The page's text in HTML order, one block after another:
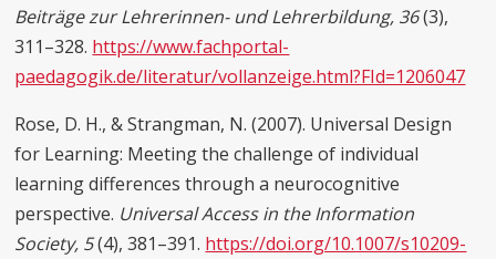
Beiträge zur Lehrerinnen- und Lehrerbildung, 36(3),
311–328. https://www.fachportal-
paedagogik.de/literatur/vollanzeige.html?FId=1206047
Rose, D. H., & Strangman, N. (2007). Universal Design
for Learning: Meeting the challenge of individual
learning differences through a neurocognitive
perspective. Universal Access in the Information
Society, 5(4), 381–391. https://doi.org/10.1007/s10209-